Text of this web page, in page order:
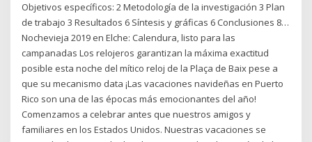
Objetivos específicos: 2 Metodología de la investigación 3 Plan
de trabajo 3 Resultados 6 Síntesis y gráficas 6 Conclusiones 8…
Nochevieja 2019 en Elche: Calendura, listo para las
campanadas Los relojeros garantizan la máxima exactitud
posible esta noche del mítico reloj de la Plaça de Baix pese a
que su mecanismo data ¡Las vacaciones navideñas en Puerto
Rico son una de las épocas más emocionantes del año!
Comenzamos a celebrar antes que nuestros amigos y
familiares en los Estados Unidos. Nuestras vacaciones se